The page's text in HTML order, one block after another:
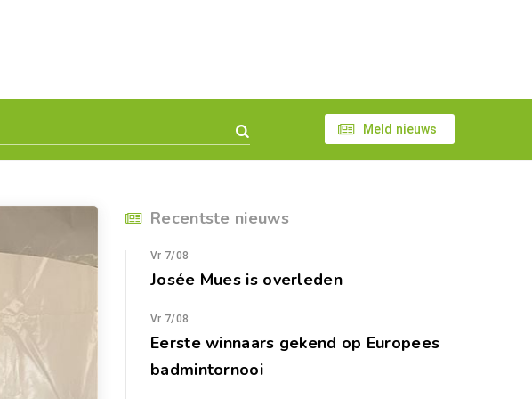
Meld nieuws
Recentste nieuws
Vr 7/08
Josée Mues is overleden
Vr 7/08
Eerste winnaars gekend op Europees
badmintornooi